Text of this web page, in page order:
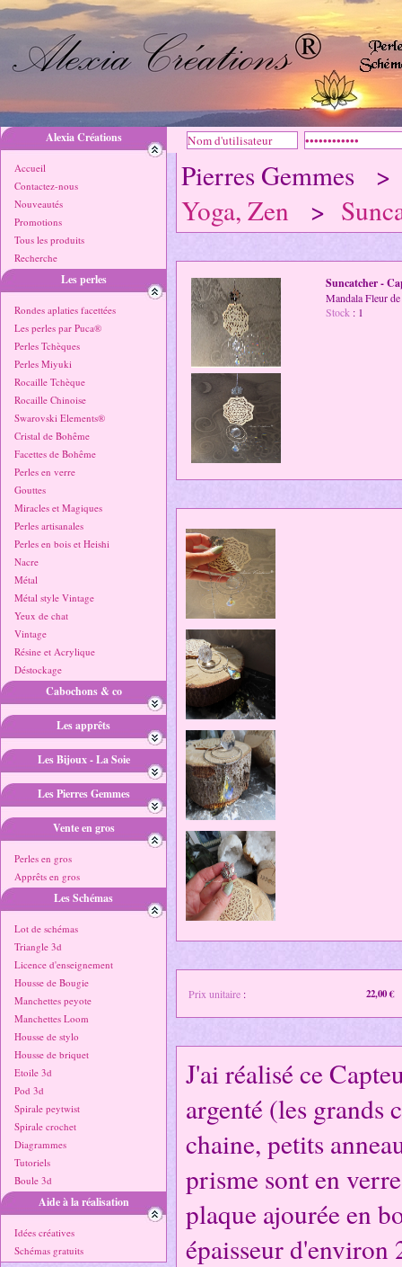
Alexia Créations
Accueil
Contactez-nous
Nouveautés
Promotions
Tous les produits
Recherche
Les perles
Rondes aplaties facettées
Les perles par Puca®
Perles Tchèques
Perles Miyuki
Rocaille Tchèque
Rocaille Chinoise
Swarovski Elements®
Cristal de Bohême
Facettes de Bohême
Perles en verre
Gouttes
Miracles et Magiques
Perles artisanales
Perles en bois et Heishi
Nacre
Métal
Métal style Vintage
Yeux de chat
Vintage
Résine et Acrylique
Déstockage
Cabochons & co
Les apprêts
Les Bijoux - La Soie
Les Pierres Gemmes
Vente en gros
Perles en gros
Apprêts en gros
Les Schémas
Lot de schémas
Triangle 3d
Licence d'enseignement
Housse de Bougie
Manchettes peyote
Manchettes Loom
Housse de stylo
Housse de briquet
Etoile 3d
Pod 3d
Spirale peytwist
Spirale crochet
Diagrammes
Tutoriels
Boule 3d
Aide à la réalisation
Idées créatives
Schémas gratuits
Pierres Gemmes
Yoga, Zen >
Suncatcher -
Mandala Fleur
Stock : 1
Prix unitaire : 22,00 €
J'ai réalisé ce
argenté (les grands
chaine, petits
prisme sont en
plaque ajourée en
épaisseur d'environ